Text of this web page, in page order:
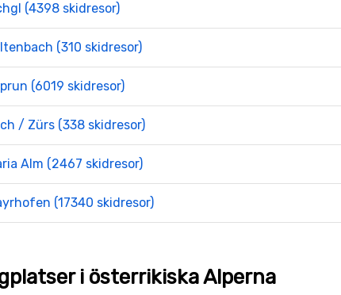
(4398 skidresor)
(310 skidresor)
(6019 skidresor)
/ Zürs (338 skidresor)
Alm (2467 skidresor)
(17340 skidresor)
i österrikiska Alperna